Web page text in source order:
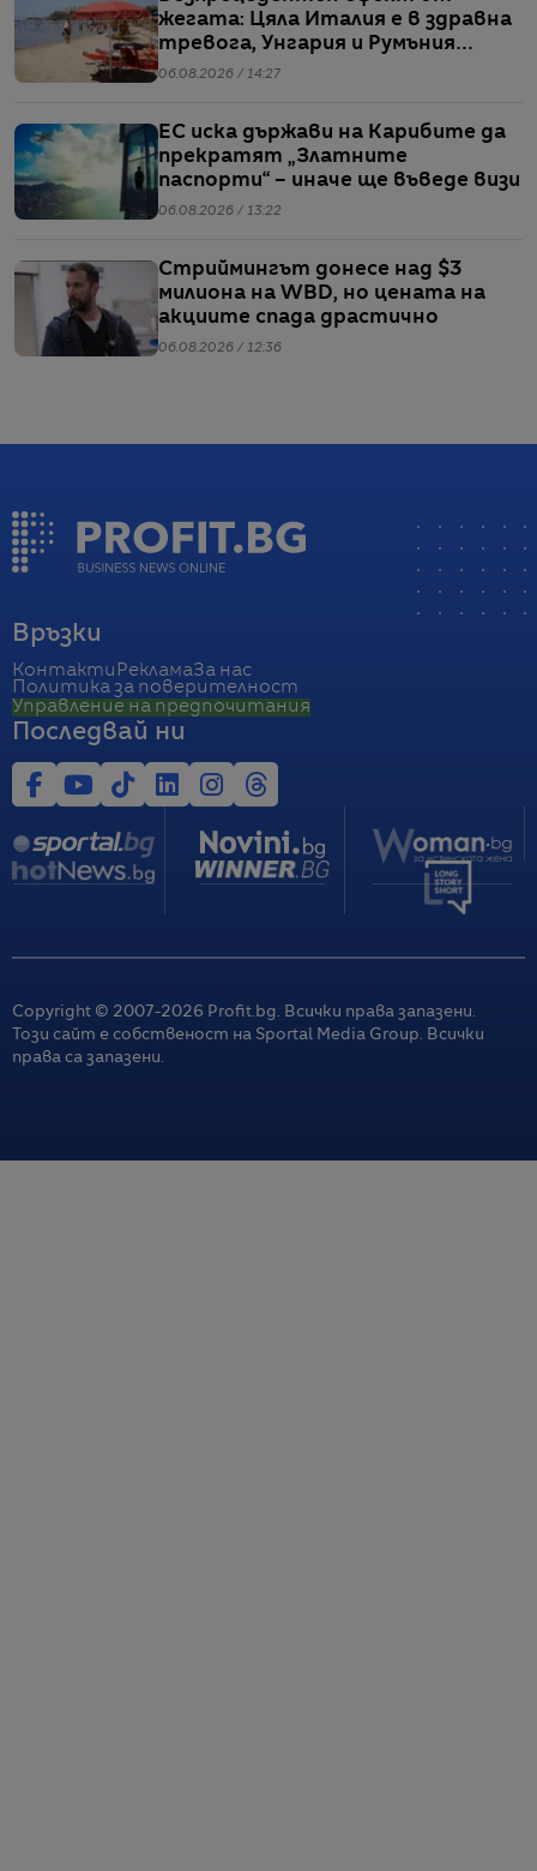
жегата: Цяла Италия е в здравна
тревога, Унгария и Румъния
пестят електричество
06.08.2026 / 14:27
ЕС иска държави на Карибите да
прекратят „Златните
паспорти“ – иначе ще въведе визи
06.08.2026 / 13:22
Стриймингът донесе над $3
милиона на WBD, но цената на
акциите спада драстично
06.08.2026 / 12:36
Връзки
Контакти РекламаЗа нас
Политика за поверителност
Управление на предпочитания
Последвай ни
Copyright © 2007-2026 Profit.bg. Всички права запазени.
Този сайт е собственост на Sportal Media Group. Всички
права са запазени.